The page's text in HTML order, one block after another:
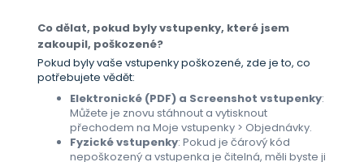
Co dělat, pokud byly vstupenky, které jsem
zakoupil, poškozené?
Pokud byly vaše vstupenky poškozené, zde je to, co
potřebujete vědět:
Elektronické (PDF) a Screenshot vstupenky:
Můžete je znovu stáhnout a vytisknout
přechodem na Moje vstupenky > Objednávky.
Fyzické vstupenky: Pokud je čárový kód
nepoškozený a vstupenka je čitelná, měli byste ji